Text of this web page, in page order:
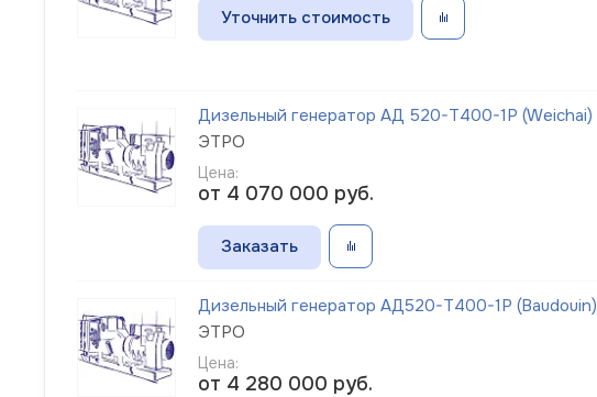
Уточнить стоимость
Дизельный генератор АД 520-Т400-1Р (Weichai)
ЭТРО
Цена:
от 4 070 000 руб.
Заказать
Дизельный генератор АД520-Т400-1Р (Baudouin)
ЭТРО
Цена:
от 4 280 000 руб.